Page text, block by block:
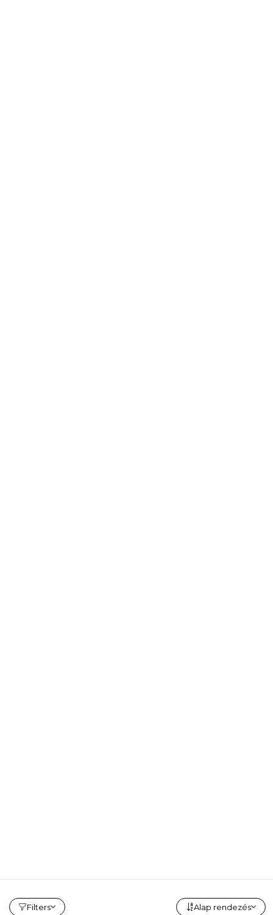
Filters Alap rendezés